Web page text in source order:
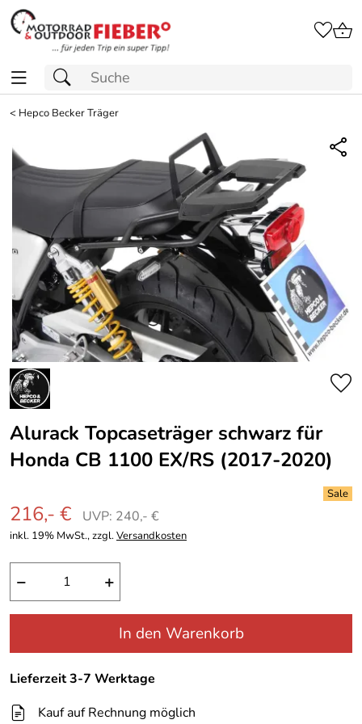
< Hepco Becker Träger
Alurack Topcaseträger schwarz für
Honda CB 1100 EX/RS (2017-2020)
216,- € UVP: 240,- €
inkl. 19% MwSt., zzgl.Versandkosten
− +
In den Warenkorb
Lieferzeit 3-7 Werktage
Kauf auf Rechnung möglich